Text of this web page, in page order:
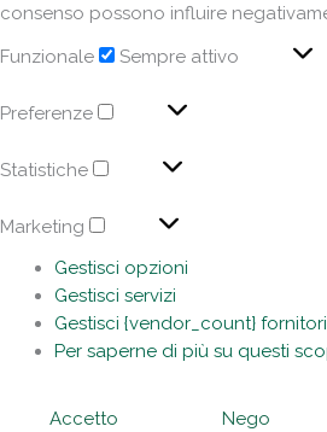
consenso possono influire
Funzionale
Sempre attivo
Preferenze
Statistiche
Marketing
Gestisci opzioni
Gestisci servizi
Gestisci {vendor_count} fornitori
Per saperne di più su questi
Accetto Nego